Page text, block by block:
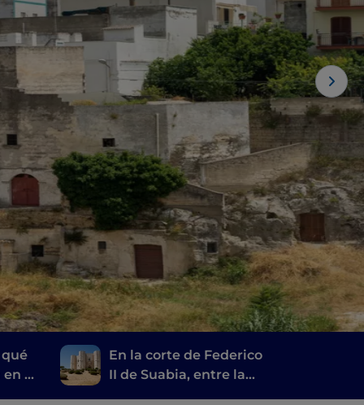
la
En la corte de Federico
II de Suabia, entre la